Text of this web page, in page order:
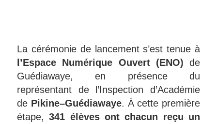
La cérémonie de lancement s’est tenue à
l’Espace Numérique Ouvert (ENO) de
Guédiawaye, en présence du
représentant de l’Inspection d’Académie
de Pikine–Guédiawaye. À cette première
étape,341 élèves ont chacun reçu un